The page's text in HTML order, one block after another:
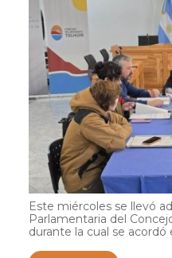
Este miércoles se llevó
Parlamentaria del
durante la cual se acordó